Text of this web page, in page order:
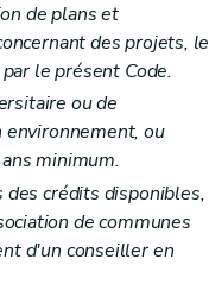
de plans et
des projets, le
le présent Code.
ou de
ou
minimum.
crédits disponibles,
de communes
d'un conseiller en